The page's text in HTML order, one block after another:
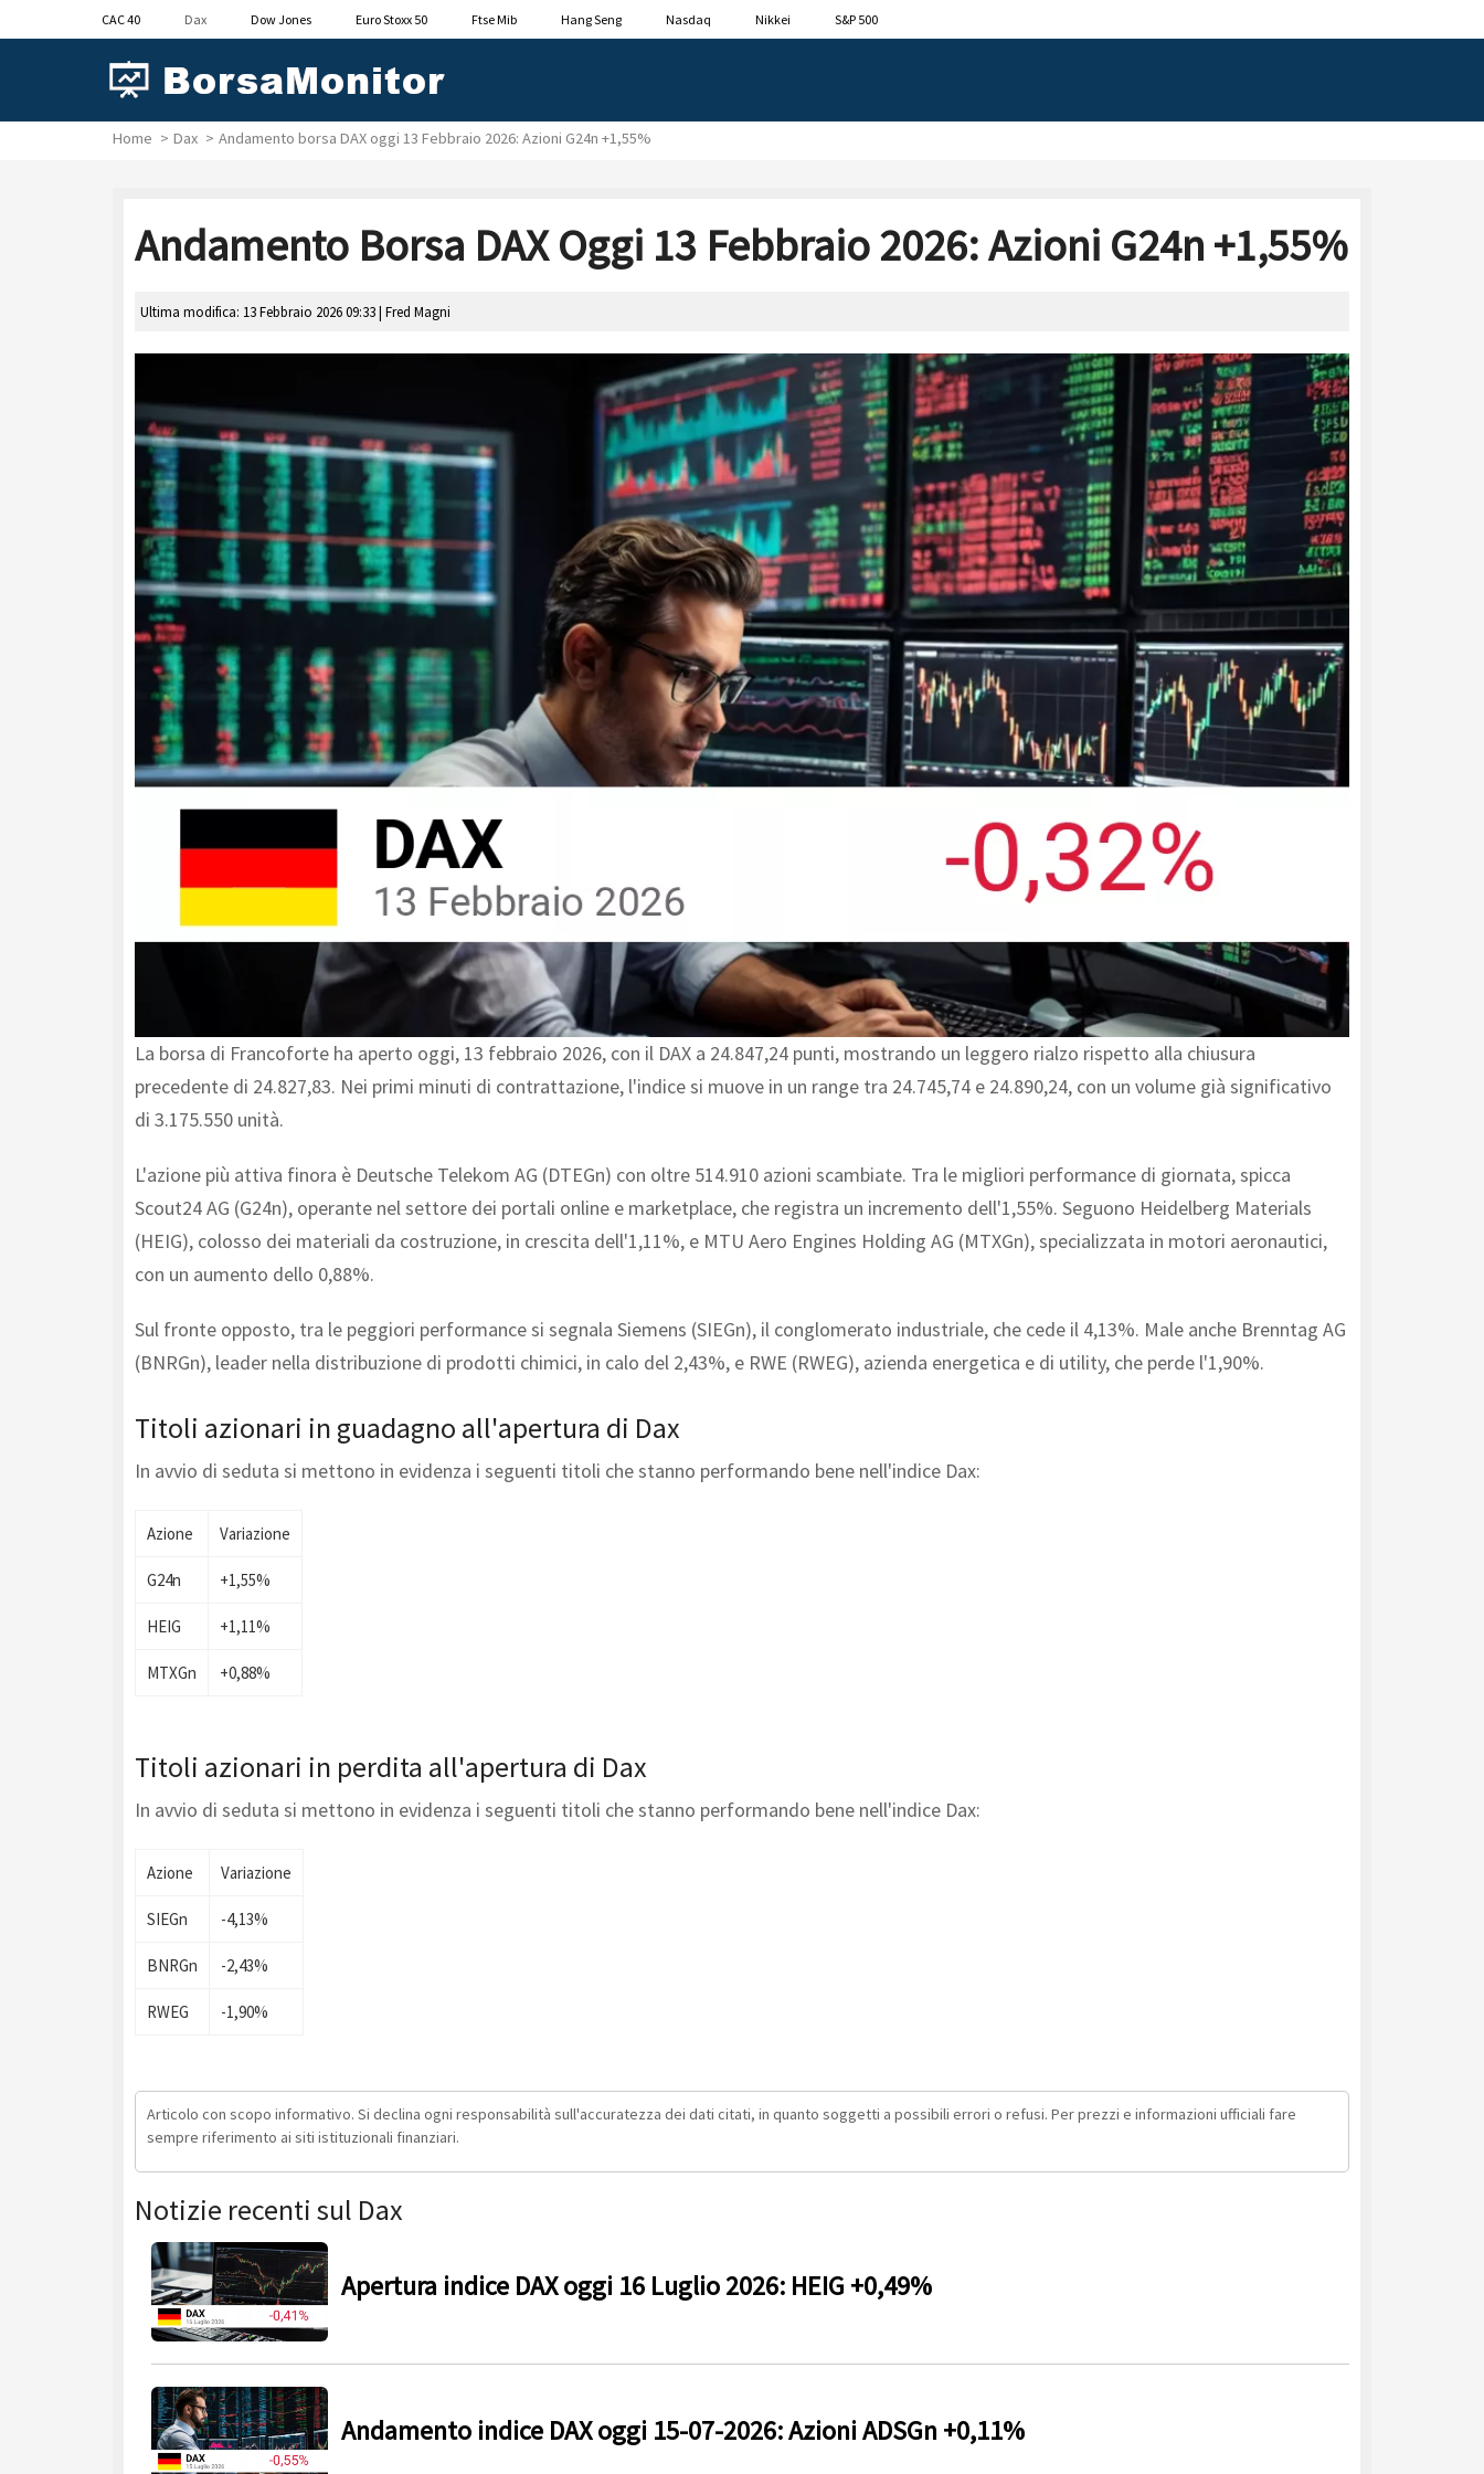
CAC 40 Dax Dow Jones Euro Stoxx 50 Ftse Mib Hang Seng Nasdaq Nikkei S&P 500
Home Dax Andamento borsa DAX oggi 13 Febbraio 2026: Azioni G24n +1,55%
Andamento Borsa DAX Oggi 13 Febbraio 2026: Azioni G24n +1,55%
Ultima modifica: 13 Febbraio 2026 09:33 | Fred Magni
La borsa di Francoforte ha aperto oggi, 13 febbraio 2026, con il DAX a 24.847,24 punti, mostrando un leggero rialzo rispetto alla chiusura
precedente di 24.827,83. Nei primi minuti di contrattazione, l'indice si muove in un range tra 24.745,74 e 24.890,24, con un volume già significativo
di 3.175.550 unità.
L'azione più attiva finora è Deutsche Telekom AG (DTEGn) con oltre 514.910 azioni scambiate. Tra le migliori performance di giornata, spicca
Scout24 AG (G24n), operante nel settore dei portali online e marketplace, che registra un incremento dell'1,55%. Seguono Heidelberg Materials
(HEIG), colosso dei materiali da costruzione, in crescita dell'1,11%, e MTU Aero Engines Holding AG (MTXGn), specializzata in motori aeronautici,
con un aumento dello 0,88%.
Sul fronte opposto, tra le peggiori performance si segnala Siemens (SIEGn), il conglomerato industriale, che cede il 4,13%. Male anche Brenntag AG
(BNRGn), leader nella distribuzione di prodotti chimici, in calo del 2,43%, e RWE (RWEG), azienda energetica e di utility, che perde l'1,90%.
Titoli azionari in guadagno all'apertura di Dax
In avvio di seduta si mettono in evidenza i seguenti titoli che stanno performando bene nell'indice Dax:
Azione Variazione
G24n +1,55%
HEIG +1,11%
MTXGn +0,88%
Titoli azionari in perdita all'apertura di Dax
In avvio di seduta si mettono in evidenza i seguenti titoli che stanno performando bene nell'indice Dax:
Azione Variazione
SIEGn -4,13%
BNRGn -2,43%
RWEG -1,90%
Articolo con scopo informativo. Si declina ogni responsabilità sull'accuratezza dei dati citati, in quanto soggetti a possibili errori o refusi. Per prezzi e informazioni ufficiali fare
sempre riferimento ai siti istituzionali finanziari.
Notizie recenti sul Dax
Apertura indice DAX oggi 16 Luglio 2026: HEIG +0,49%
Andamento indice DAX oggi 15-07-2026: Azioni ADSGn +0,11%